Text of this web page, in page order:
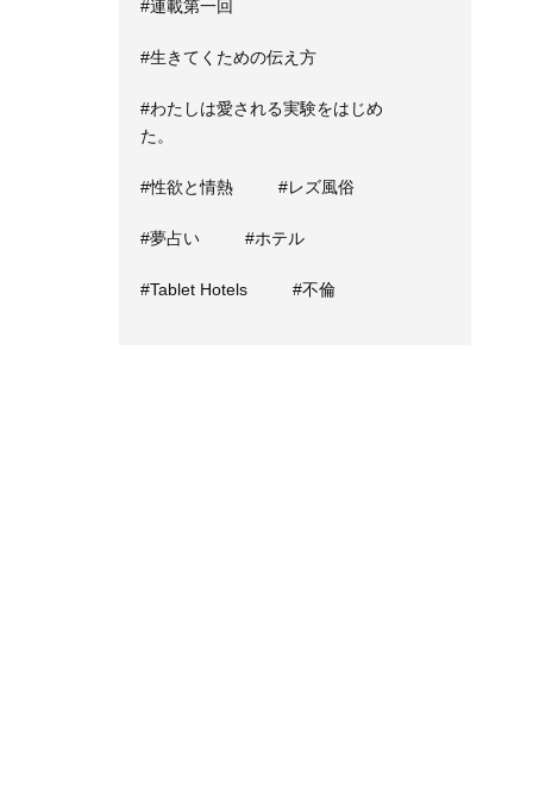
#連載第一回
#生きてくための伝え方
#わたしは愛される実験をはじめ
た。
#性欲と情熱 #レズ風俗
#夢占い #ホテル
#Tablet Hotels #不倫